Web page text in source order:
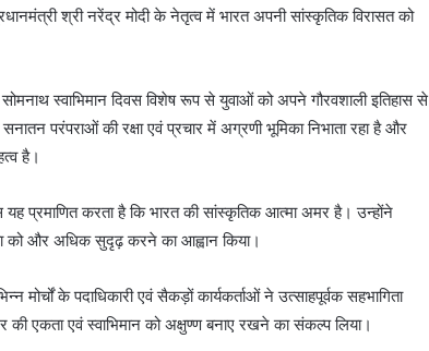
श्री नरेंद्र मोदी के नेतृत्व में भारत अपनी सांस्कृतिक विरासत को
स्वाभिमान दिवस विशेष रूप से युवाओं को अपने गौरवशाली इतिहास से
परंपराओं की रक्षा एवं प्रचार में अग्रणी भूमिका निभाता रहा है और
है।
प्रमाणित करता है कि भारत की सांस्कृतिक आत्मा अमर है। उन्होंने
को और अधिक सुदृढ़ करने का आह्वान किया।
मोर्चों के पदाधिकारी एवं सैकड़ों कार्यकर्ताओं ने उत्साहपूर्वक सहभागिता
एकता एवं स्वाभिमान को अक्षुण्ण बनाए रखने का संकल्प लिया।